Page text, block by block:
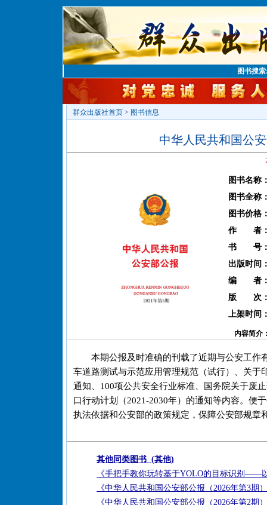
图书搜
群众出版社首页 > 图书信息
中华人民共和国公
图书名称
图书全称
图书价格
作 者
书 号
出版时间
编 者
版 次
上架时间
内容简介
本期公报及时准确的刊载了近期与公安工作
车道路测试与示范应用管理规范（试行）、关
通知、100项公共安全行业标准、国务院关于废
口行动计划（2021-2030年）的通知等内容。便
执法依据和公安部的政策规定，保障公安部规
其他同类图书 (其他)
《手把手教你玩转基于YOLO的目标识别——
《中华人民共和国公安部公报（2026年第3期
《中华人民共和国公安部公报（2026年第2期